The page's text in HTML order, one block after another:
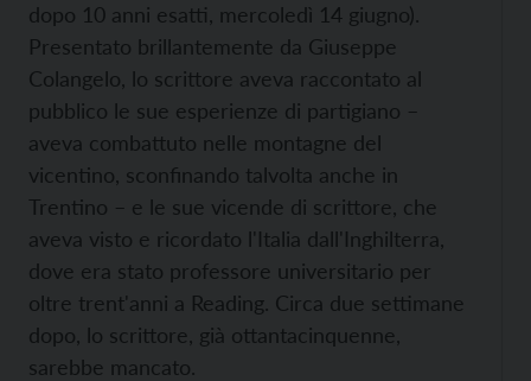
dopo 10 anni esatti, mercoledì 14 giugno).
Presentato brillantemente da Giuseppe
Colangelo, lo scrittore aveva raccontato al
pubblico le sue esperienze di partigiano –
aveva combattuto nelle montagne del
vicentino, sconfinando talvolta anche in
Trentino – e le sue vicende di scrittore, che
aveva visto e ricordato l'Italia dall'Inghilterra,
dove era stato professore universitario per
oltre trent'anni a Reading. Circa due settimane
dopo, lo scrittore, già ottantacinquenne,
sarebbe mancato.